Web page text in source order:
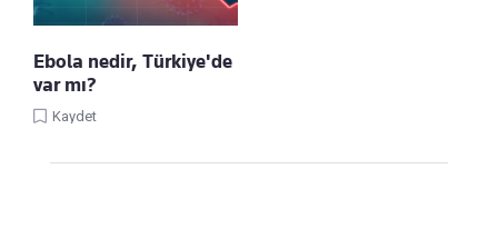
Ebola nedir, Türkiye'de
var mı?
Kaydet